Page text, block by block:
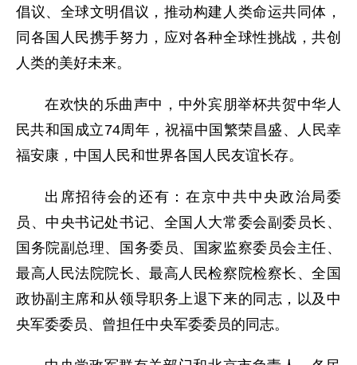
倡议、全球文明倡议，推动构建人类命运共同体，
同各国人民携手努力，应对各种全球性挑战，共创
人类的美好未来。
在欢快的乐曲声中，中外宾朋举杯共贺中华人
民共和国成立74周年，祝福中国繁荣昌盛、人民幸
福安康，中国人民和世界各国人民友谊长存。
出席招待会的还有：在京中共中央政治局委
员、中央书记处书记、全国人大常委会副委员长、
国务院副总理、国务委员、国家监察委员会主任、
最高人民法院院长、最高人民检察院检察长、全国
政协副主席和从领导职务上退下来的同志，以及中
央军委委员、曾担任中央军委委员的同志。